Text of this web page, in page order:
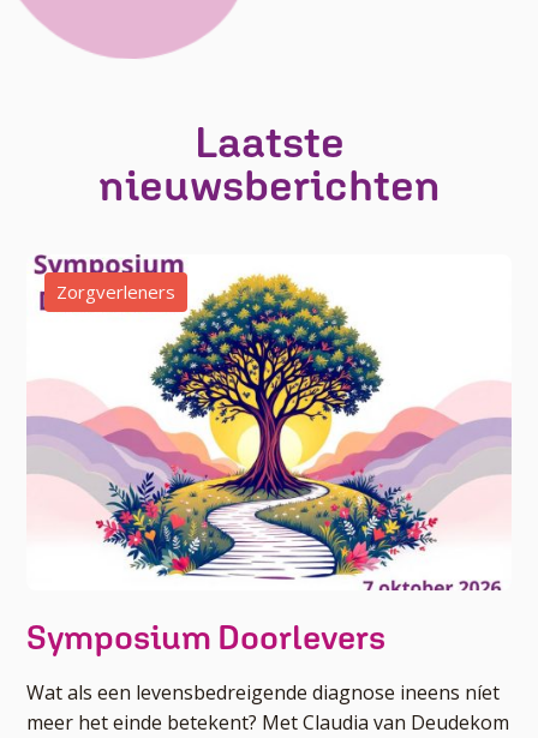
Laatste
nieuwsberichten
Zorgverleners
Symposium Doorlevers
Wat als een levensbedreigende diagnose ineens níet
meer het einde betekent? Met Claudia van Deudekom